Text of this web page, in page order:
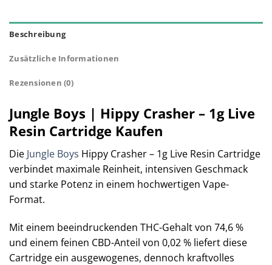
Beschreibung
Zusätzliche Informationen
Rezensionen (0)
Jungle Boys | Hippy Crasher – 1g Live
Resin Cartridge Kaufen
Die Jungle Boys Hippy Crasher – 1g Live Resin Cartridge
verbindet maximale Reinheit, intensiven Geschmack
und starke Potenz in einem hochwertigen Vape-
Format.
Mit einem beeindruckenden THC-Gehalt von 74,6 %
und einem feinen CBD-Anteil von 0,02 % liefert diese
Cartridge ein ausgewogenes, dennoch kraftvolles